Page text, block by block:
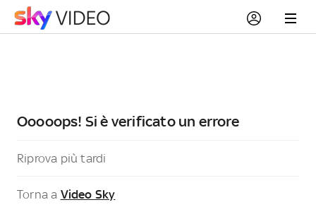
Ooooops! Si è verificato un errore
Riprova più tardi
Torna a Video Sky